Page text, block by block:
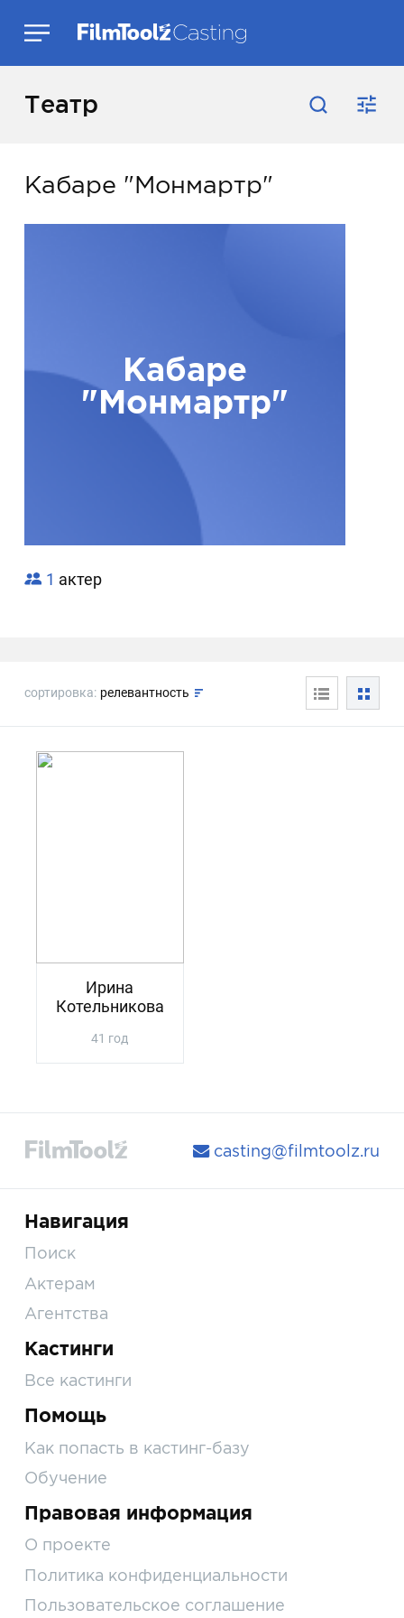
Театр
Кабаре "Монмартр"
Кабаре
"Монмартр"
1 актер
сортировка: релевантность
Ирина
Котельникова
41 год
casting@filmtoolz.ru
Навигация
Поиск
Актерам
Агентства
Кастинги
Все кастинги
Помощь
Как попасть в кастинг-базу
Обучение
Правовая информация
О проекте
Политика конфиденциальности
Пользовательское соглашение